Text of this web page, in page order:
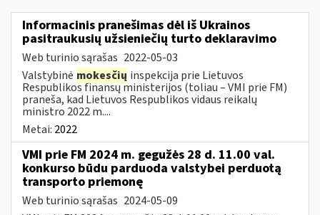
Informacinis pranešimas dėl iš Ukrainos
pasitraukusių užsieniečių turto deklaravimo
Web turinio sąrašas 2022-05-03
Valstybinė mokesčių inspekcija prie Lietuvos
Respublikos finansų ministerijos (toliau – VMI prie FM)
praneša, kad Lietuvos Respublikos vidaus reikalų
ministro 2022 m....
Metai: 2022
VMI prie FM 2024 m. gegužės 28 d. 11.00 val.
konkurso būdu parduoda valstybei perduotą
transporto priemonę
Web turinio sąrašas 2024-05-09